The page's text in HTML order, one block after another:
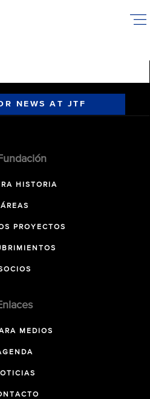
NEWS AT JTF
HISTORIA
ÁREAS
PROYECTOS
MEDIOS